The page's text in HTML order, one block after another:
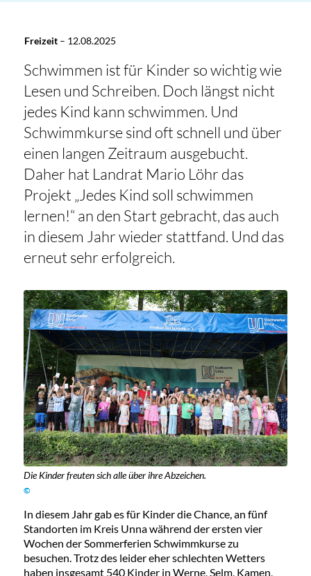
Freizeit– 12.08.2025
Schwimmen ist für Kinder so wichtig wie
Lesen und Schreiben. Doch längst nicht
jedes Kind kann schwimmen. Und
Schwimmkurse sind oft schnell und über
einen langen Zeitraum ausgebucht.
Daher hat Landrat Mario Löhr das
Projekt „Jedes Kind soll schwimmen
lernen!“ an den Start gebracht, das auch
in diesem Jahr wieder stattfand. Und das
erneut sehr erfolgreich.
Die Kinder freuten sich alle über ihre Abzeichen.
©
In diesem Jahr gab es für Kinder die Chance, an fünf
Standorten im Kreis Unna während der ersten vier
Wochen der Sommerferien Schwimmkurse zu
besuchen. Trotz des leider eher schlechten Wetters
haben insgesamt 540 Kinder in Werne, Selm, Kamen,